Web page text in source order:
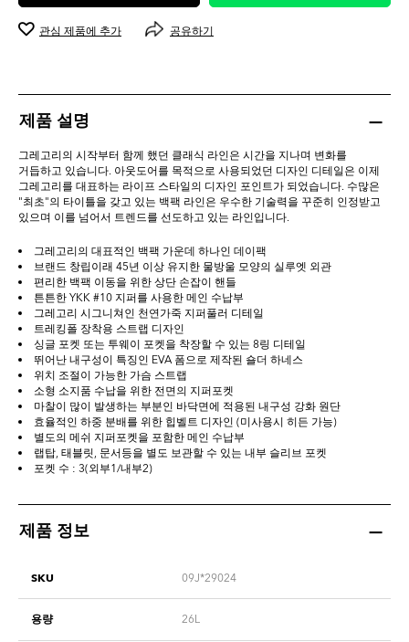
관심 제품에 추가 공유하기
제품 설명
그레고리의 시작부터 함께 했던 클래식 라인은 시간을 지나며 변화를
거듭하고 있습니다. 아웃도어를 목적으로 사용되었던 디자인 디테일은 이제
그레고리를 대표하는 라이프 스타일의 디자인 포인트가 되었습니다. 수많은
"최초"의 타이틀을 갖고 있는 백팩 라인은 우수한 기술력을 꾸준히 인정받고
있으며 이를 넘어서 트렌드를 선도하고 있는 라인입니다.
그레고리의 대표적인 백팩 가운데 하나인 데이팩
브랜드 창립이래 45년 이상 유지한 물방울 모양의 실루엣 외관
편리한 백팩 이동을 위한 상단 손잡이 핸들
튼튼한 YKK #10 지퍼를 사용한 메인 수납부
그레고리 시그니쳐인 천연가죽 지퍼풀러 디테일
트레킹폴 장착용 스트랩 디자인
싱글 포켓 또는 투웨이 포켓을 착장할 수 있는 8링 디테일
뛰어난 내구성이 특징인 EVA 폼으로 제작된 숄더 하네스
위치 조절이 가능한 가슴 스트랩
소형 소지품 수납을 위한 전면의 지퍼포켓
마찰이 많이 발생하는 부분인 바닥면에 적용된 내구성 강화 원단
효율적인 하중 분배를 위한 힙벨트 디자인 (미사용시 히든 가능)
별도의 메쉬 지퍼포켓을 포함한 메인 수납부
랩탑, 태블릿, 문서등을 별도 보관할 수 있는 내부 슬리브 포켓
포켓 수 : 3(외부1/내부2)
제품 정보
SKU 09J*29024
용량 26L